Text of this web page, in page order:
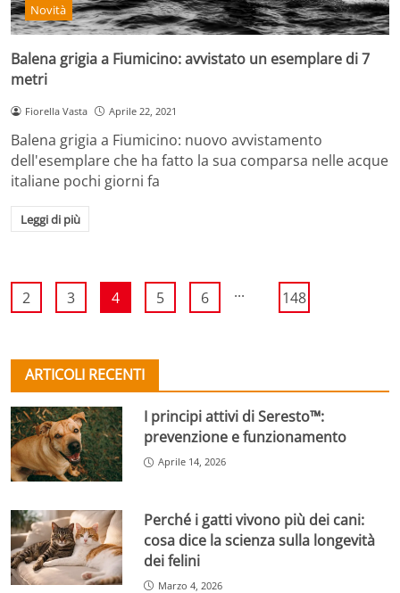
Novità
Balena grigia a Fiumicino: avvistato un esemplare di 7
metri
Fiorella Vasta Aprile 22, 2021
Balena grigia a Fiumicino: nuovo avvistamento
dell'esemplare che ha fatto la sua comparsa nelle acque
italiane pochi giorni fa
Leggi di più
2 3 4 5 6 ... 148
ARTICOLI RECENTI
I principi attivi di Seresto™:
prevenzione e funzionamento
Aprile 14, 2026
Perché i gatti vivono più dei cani:
cosa dice la scienza sulla longevità
dei felini
Marzo 4, 2026